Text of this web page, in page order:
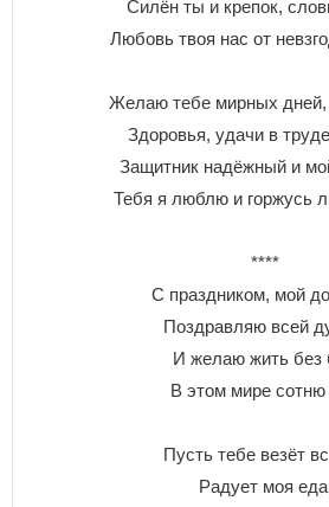
Силён ты и крепок,
Любовь твоя нас от
Желаю тебе мирных дней,
Здоровья, удачи в
Защитник надёжный и
Тебя я люблю и горжусь
****
С праздником, мой
Поздравляю всей
И желаю жить без
В этом мире сотню
Пусть тебе везёт
Радует моя